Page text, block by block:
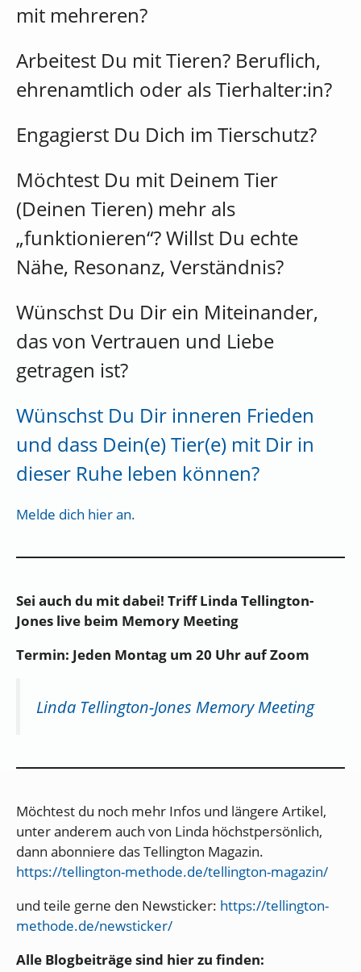
mit mehreren?
Arbeitest Du mit Tieren? Beruflich,
ehrenamtlich oder als Tierhalter:in?
Engagierst Du Dich im Tierschutz?
Möchtest Du mit Deinem Tier
(Deinen Tieren) mehr als
„funktionieren“? Willst Du echte
Nähe, Resonanz, Verständnis?
Wünschst Du Dir ein Miteinander,
das von Vertrauen und Liebe
getragen ist?
Wünschst Du Dir inneren Frieden
und dass Dein(e) Tier(e) mit Dir in
dieser Ruhe leben können?
Melde dich hier an.
Sei auch du mit dabei! Triff Linda Tellington-
Jones live beim Memory Meeting
Termin: Jeden Montag um 20 Uhr auf Zoom
Linda Tellington-Jones Memory Meeting
​​Möchtest du noch mehr Infos und längere Artikel,
unter anderem auch von Linda höchstpersönlich,
dann abonniere das Tellington Magazin.
https://tellington-methode.de/tellington-magazin/
und teile gerne den Newsticker: https://tellington-
methode.de/newsticker/
Alle Blogbeiträge sind hier zu finden: